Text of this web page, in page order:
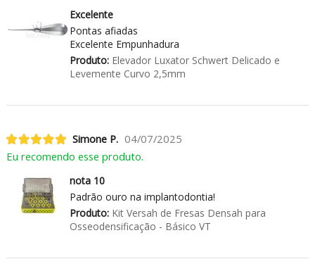
Excelente
Pontas afiadas
Excelente Empunhadura
Produto:Elevador Luxator Schwert Delicado e
Levemente Curvo 2,5mm
Simone P. 04/07/2025
Eu recomendo esse produto.
nota 10
Padrão ouro na implantodontia!
Produto:Kit Versah de Fresas Densah para
Osseodensificação - Básico VT